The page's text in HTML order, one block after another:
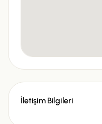
İletişim Bilgileri